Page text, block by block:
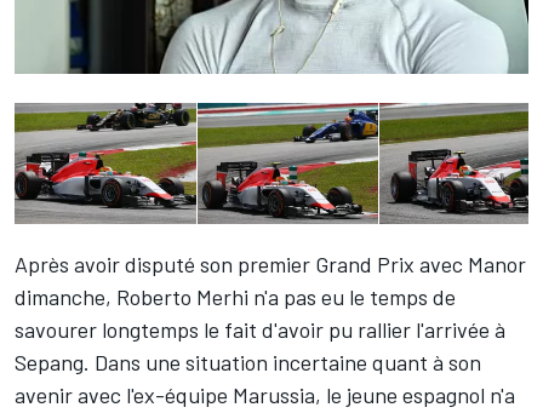
Après avoir disputé son premier Grand Prix avec Manor
dimanche, Roberto Merhi n'a pas eu le temps de
savourer longtemps le fait d'avoir pu rallier l'arrivée à
Sepang. Dans une situation incertaine quant à son
avenir avec l'ex-équipe Marussia, le jeune espagnol n'a